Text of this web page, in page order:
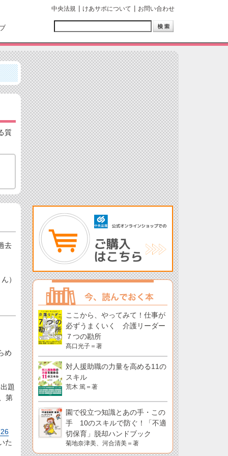
中央法規 けあサポについて お問い合わせ
質
去
）
め
題
第
た
ここから、やってみて！仕事が
必ずうまくいく 介護リーダー
７つの勘所
髙口光子＝著
対人援助職の力量を高める11の
スキル
荒木 篤＝著
園で役立つ知識とあの手・この
手 10のスキルで防ぐ！「不適
切保育」脱却ハンドブック
菊地奈津美、河合清美＝著